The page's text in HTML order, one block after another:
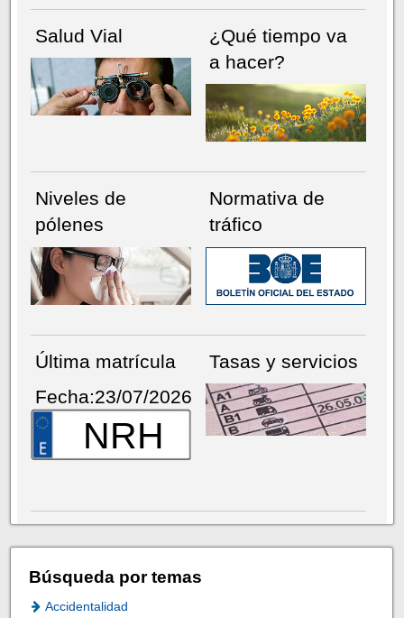
Salud Vial
¿Qué tiempo va
a hacer?
Niveles de
pólenes
Normativa de
tráfico
Última matrícula
Fecha:23/07/2026
NRH
Tasas y servicios
Búsqueda por temas
Accidentalidad